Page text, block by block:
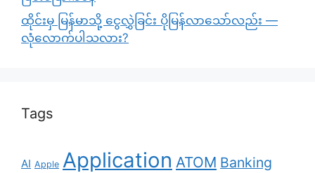
ထိုင်းမှ မြန်မာသို့ ငွေလွှဲခြင်း ပိုမြန်လာသော်လည်း —
လုံလောက်ပါသလား?
Tags
AI Apple Application ATOM Banking